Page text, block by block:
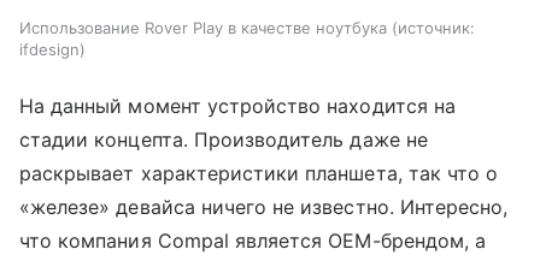
Использование Rover Play в качестве ноутбука
источник:
ifdesign
На данный момент устройство находится на
стадии концепта. Производитель даже не
раскрывает характеристики планшета, так что о
«железе» девайса ничего не известно. Интересно,
что компания Compal является OEM-брендом, а